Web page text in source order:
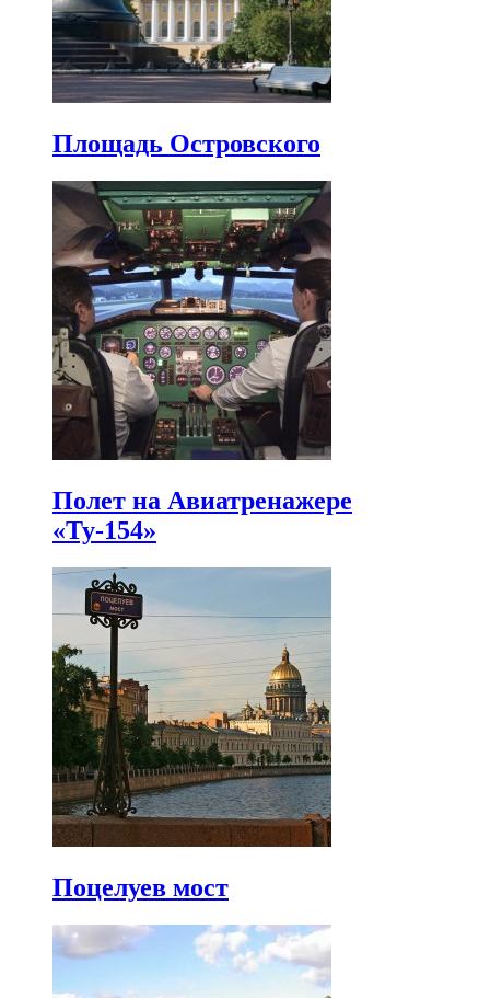
Площадь Островского
Полет на Авиатренажере
«Ту-154»
Поцелуев мост